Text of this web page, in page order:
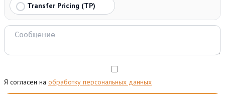
Transfer Pricing (TP)
Я согласен на обработку персональных данных